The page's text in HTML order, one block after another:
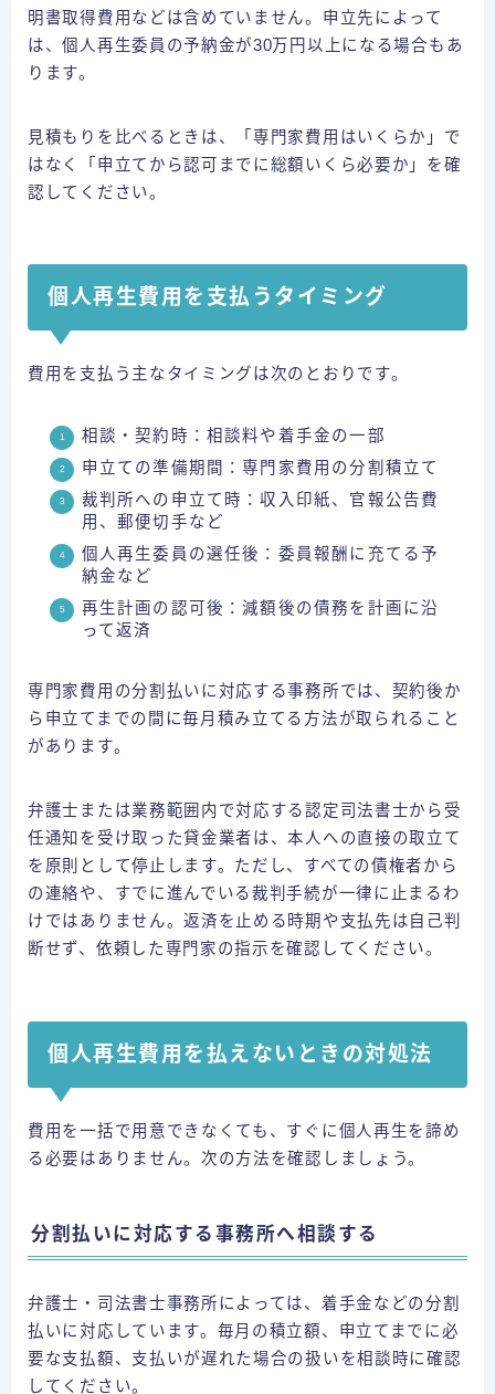
明書取得費用などは含めていません。申立先によって
は、個人再生委員の予納金が30万円以上になる場合もあ
ります。
見積もりを比べるときは、「専門家費用はいくらか」で
はなく「申立てから認可までに総額いくら必要か」を確
認してください。
個人再生費用を支払うタイミング
費用を支払う主なタイミングは次のとおりです。
相談・契約時：相談料や着手金の一部
申立ての準備期間：専門家費用の分割積立て
裁判所への申立て時：収入印紙、官報公告費
用、郵便切手など
個人再生委員の選任後：委員報酬に充てる予
納金など
再生計画の認可後：減額後の債務を計画に沿
って返済
専門家費用の分割払いに対応する事務所では、契約後か
ら申立てまでの間に毎月積み立てる方法が取られること
があります。
弁護士または業務範囲内で対応する認定司法書士から受
任通知を受け取った貸金業者は、本人への直接の取立て
を原則として停止します。ただし、すべての債権者から
の連絡や、すでに進んでいる裁判手続が一律に止まるわ
けではありません。返済を止める時期や支払先は自己判
断せず、依頼した専門家の指示を確認してください。
個人再生費用を払えないときの対処法
費用を一括で用意できなくても、すぐに個人再生を諦め
る必要はありません。次の方法を確認しましょう。
分割払いに対応する事務所へ相談する
弁護士・司法書士事務所によっては、着手金などの分割
払いに対応しています。毎月の積立額、申立てまでに必
要な支払額、支払いが遅れた場合の扱いを相談時に確認
してください。